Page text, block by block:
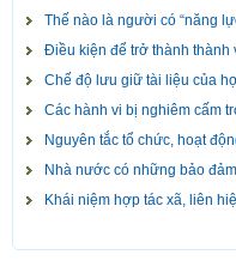
Thế nào là người có “năng
Điều kiện để trở thành thành
Chế độ lưu giữ tài liệu của
Các hành vi bị nghiêm cấm
Nguyên tắc tổ chức, hoạt
Nhà nước có những bảo
Khái niệm hợp tác xã, liên